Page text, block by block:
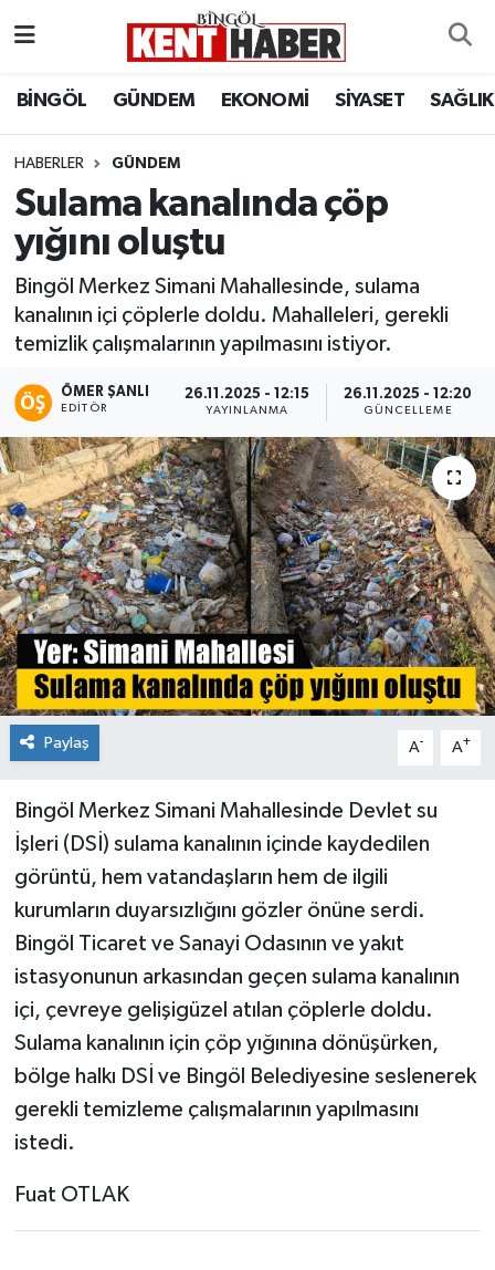
BİNGÖL GÜNDEM EKONOMİ SİYASET SAĞLIK
HABERLER GÜNDEM
Sulama kanalında çöp
yığını oluştu
Bingöl Merkez Simani Mahallesinde, sulama
kanalının içi çöplerle doldu. Mahalleleri, gerekli
temizlik çalışmalarının yapılmasını istiyor.
ÖMER ŞANLI
EDITÖR
26.11.2025 - 12:15
YAYINLANMA
26.11.2025 - 12:20
GÜNCELLEME
Paylaş A- A+
Bingöl Merkez Simani Mahallesinde Devlet su
İşleri (DSİ) sulama kanalının içinde kaydedilen
görüntü, hem vatandaşların hem de ilgili
kurumların duyarsızlığını gözler önüne serdi.
Bingöl Ticaret ve Sanayi Odasının ve yakıt
istasyonunun arkasından geçen sulama kanalının
içi, çevreye gelişigüzel atılan çöplerle doldu.
Sulama kanalının için çöp yığınına dönüşürken,
bölge halkı DSİ ve Bingöl Belediyesine seslenerek
gerekli temizleme çalışmalarının yapılmasını
istedi.
Fuat OTLAK
BİLİM-TEKNOLOJİ
DÜNYA
EĞİTİM
EKONOMİ
KARLIOVA
KİĞI
MERKEZ
RESMİ İLANLAR
SAĞLIK
SİYASET
SOLHAN
SPOR
YEDİSU
Bingöl Hava Durumu
Bingöl Namaz Vakitleri
Bingöl Trafik Yoğunluk Haritası
Süper Lig Puan Durumu ve Fikstür
Haber Arşivi